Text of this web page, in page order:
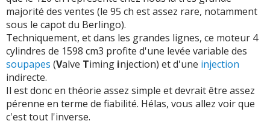
majorité des ventes (le 95 ch est assez rare, notamment
sous le capot du Berlingo).
Techniquement, et dans les grandes lignes, ce moteur 4
cylindres de 1598 cm3 profite d'une levée variable des
soupapes (Valve Timing injection) et d'une injection
indirecte.
Il est donc en théorie assez simple et devrait être assez
pérenne en terme de fiabilité. Hélas, vous allez voir que
c'est tout l'inverse.